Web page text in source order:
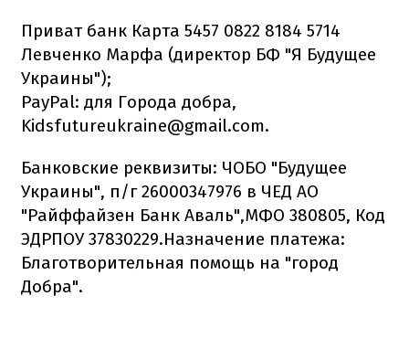
Приват банк Карта 5457 0822 8184 5714
Левченко Марфа (директор БФ "Я Будущее
Украины");
PayPal: для Города добра,
Kidsfutureukraine@gmail.com.
Банковские реквизиты: ЧОБО "Будущее
Украины", п/г 26000347976 в ЧЕД АО
"Райффайзен Банк Аваль",МФО 380805, Код
ЭДРПОУ 37830229.Назначение платежа:
Благотворительная помощь на "город
Добра".